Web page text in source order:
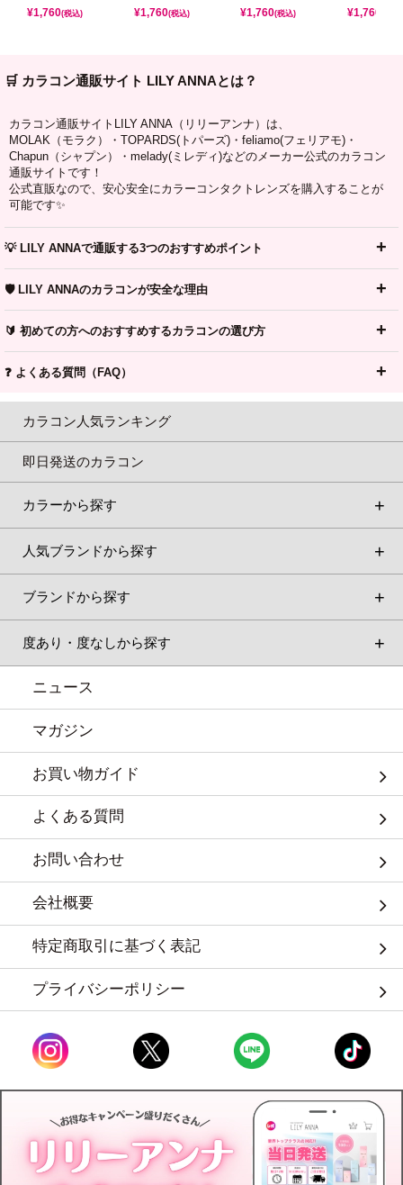
¥1,760(税込) ¥1,760(税込) ¥1,760(税込) ¥1,760
🛒 カラコン通販サイト LILY ANNAとは？
カラコン通販サイトLILY ANNA（リリーアンナ）は、
MOLAK（モラク）・TOPARDS(トパーズ)・feliamo(フェリアモ)・
Chapun（シャプン）・melady(ミレディ)などのメーカー公式のカラコン
通販サイトです！
公式直販なので、安心安全にカラーコンタクトレンズを購入することが
可能です✨
💡 LILY ANNAで通販する3つのおすすめポイント
🛡️ LILY ANNAのカラコンが安全な理由
🔰 初めての方へのおすすめするカラコンの選び方
❓ よくある質問（FAQ）
カラコン人気ランキング
即日発送のカラコン
カラーから探す
人気ブランドから探す
ブランドから探す
度あり・度なしから探す
ニュース
マガジン
お買い物ガイド
よくある質問
お問い合わせ
会社概要
特定商取引に基づく表記
プライバシーポリシー